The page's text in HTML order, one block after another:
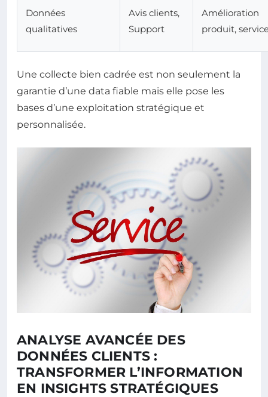
Données
qualitatives
Avis clients,
Support
Amélioration
produit,
Une collecte bien cadrée est non seulement la
garantie d’une data fiable mais elle pose les
bases d’une exploitation stratégique et
personnalisée.
ANALYSE AVANCÉE DES
DONNÉES CLIENTS :
TRANSFORMER L’INFORMATION
EN INSIGHTS STRATÉGIQUES